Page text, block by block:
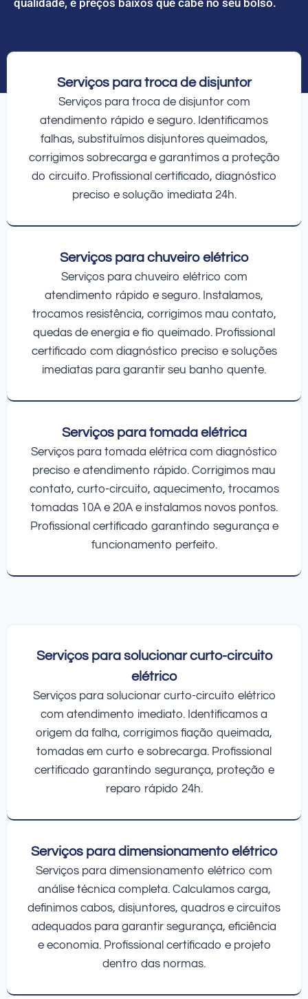
Serviços para troca de disjuntor
Serviços para troca de disjuntor com
atendimento rápido e seguro. Identificamos
falhas, substituímos disjuntores queimados,
corrigimos sobrecarga e garantimos a proteção
do circuito. Profissional certificado, diagnóstico
preciso e solução imediata 24h.
Serviços para chuveiro elétrico
Serviços para chuveiro elétrico com
atendimento rápido e seguro. Instalamos,
trocamos resistência, corrigimos mau contato,
quedas de energia e fio queimado. Profissional
certificado com diagnóstico preciso e soluções
imediatas para garantir seu banho quente.
Serviços para tomada elétrica
Serviços para tomada elétrica com diagnóstico
preciso e atendimento rápido. Corrigimos mau
contato, curto-circuito, aquecimento, trocamos
tomadas 10A e 20A e instalamos novos pontos.
Profissional certificado garantindo segurança e
funcionamento perfeito.
Serviços para solucionar curto-circuito
elétrico
Serviços para solucionar curto-circuito elétrico
com atendimento imediato. Identificamos a
origem da falha, corrigimos fiação queimada,
tomadas em curto e sobrecarga. Profissional
certificado garantindo segurança, proteção e
reparo rápido 24h.
Serviços para dimensionamento elétrico
Serviços para dimensionamento elétrico com
análise técnica completa. Calculamos carga,
definimos cabos, disjuntores, quadros e circuitos
adequados para garantir segurança, eficiência
e economia. Profissional certificado e projeto
dentro das normas.